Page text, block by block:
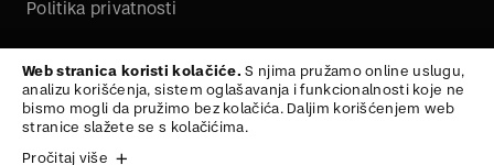
Politika privatnosti
Kariera
Web stranica koristi kolačiće. S njima pružamo online uslugu,
analizu korišćenja, sistem oglašavanja i funkcionalnosti koje ne
bismo mogli da pružimo bez kolačića. Daljim korišćenjem web
stranice slažete se s kolačićima.
Pročitaj više